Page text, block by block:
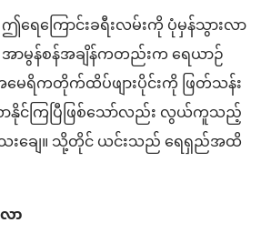
ကြောင်းခရီးလမ်းကို ပုံမှန်သွားလာ
အာမွန်စန်အချိန်ကတည်းက ရေယာဉ်
မေရိကတိုက်ထိပ်ဖျားပိုင်းကို ဖြတ်သန်း
လာနိုင်ကြပြီဖြစ်သော်လည်း လွယ်ကူသည့်
းချေ။ သို့တိုင် ယင်းသည် ရေရှည်အထိ
ာ